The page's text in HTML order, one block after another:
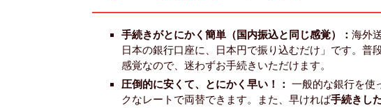
手続きがとにかく簡単（国内振込と同じ感覚）： 海外
日本の銀行口座に、日本円で振り込むだけ」です。普
感覚なので、迷わずお手続きいただけます。
圧倒的に安くて、とにかく早い！： 一般的な銀行を使
クなレートで両替できます。また、早ければ手続きし